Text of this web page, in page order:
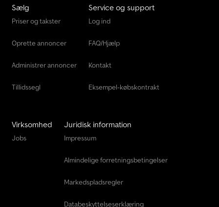
Sælg
Priser og takster
Oprette annoncer
Administrer annoncer
Tillidssegl
Service og support
Log ind
FAQ/Hjælp
Kontakt
Eksempel-købskontrakt
Virksomhed
Jobs
Juridisk information
Impressum
Almindelige forretningsbetingelser
Markedspladsregler
Databeskyttelseserklæring